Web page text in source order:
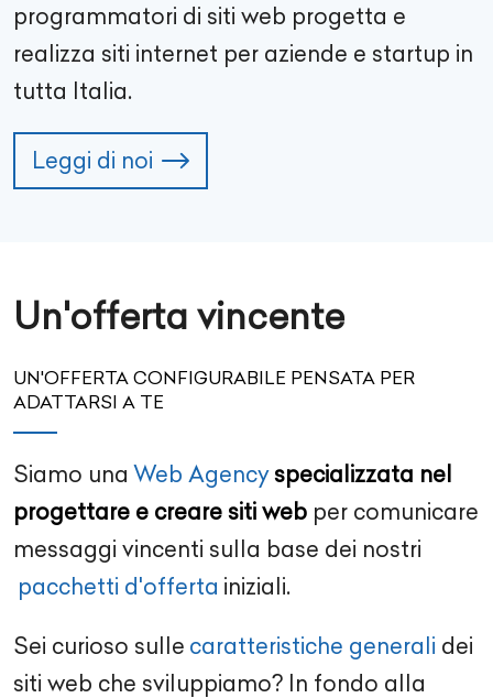
programmatori di siti web progetta e
realizza siti internet per aziende e startup in
tutta Italia.
Leggi di noi
Un'offerta vincente
UN'OFFERTA CONFIGURABILE PENSATA PER
ADATTARSI A TE
Siamo una Web Agencyspecializzata nel
progettare e creare siti web per comunicare
messaggi vincenti sulla base dei nostri
pacchetti d'offerta iniziali.
Sei curioso sulle caratteristiche generali dei
siti web che sviluppiamo? In fondo alla